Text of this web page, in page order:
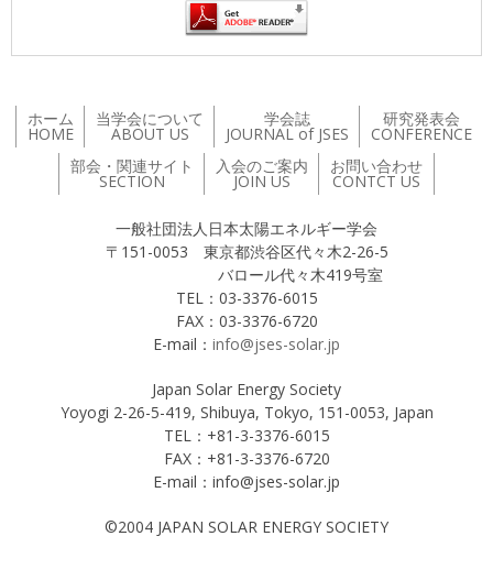
ホーム
HOME
当学会について
ABOUT US
学会誌
JOURNAL of JSES
研究発表会
CONFERENCE
部会・関連サイト
SECTION
入会のご案内
JOIN US
お問い合わせ
CONTCT US
一般社団法人日本太陽エネルギー学会
〒151-0053 東京都渋谷区代々木2-26-5
バロール代々木419号室
TEL：03-3376-6015
FAX：03-3376-6720
E-mail： info@jses-solar.jp
Japan Solar Energy Society
Yoyogi 2-26-5-419, Shibuya, Tokyo, 151-0053, Japan
TEL：+81-3-3376-6015
FAX：+81-3-3376-6720
E-mail：info@jses-solar.jp
©2004 JAPAN SOLAR ENERGY SOCIETY